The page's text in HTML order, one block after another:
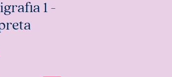
1 -